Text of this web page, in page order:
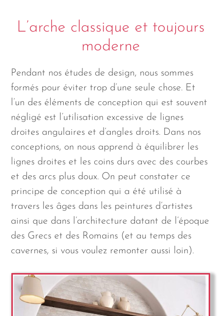
L’arche classique et toujours
moderne
Pendant nos études de design, nous sommes
formés pour éviter trop d’une seule chose. Et
l’un des éléments de conception qui est souvent
négligé est l’utilisation excessive de lignes
droites angulaires et d’angles droits. Dans nos
conceptions, on nous apprend à équilibrer les
lignes droites et les coins durs avec des courbes
et des arcs plus doux. On peut constater ce
principe de conception qui a été utilisé à
travers les âges dans les peintures d’artistes
ainsi que dans l’architecture datant de l’époque
des Grecs et des Romains (et au temps des
cavernes, si vous voulez remonter aussi loin).